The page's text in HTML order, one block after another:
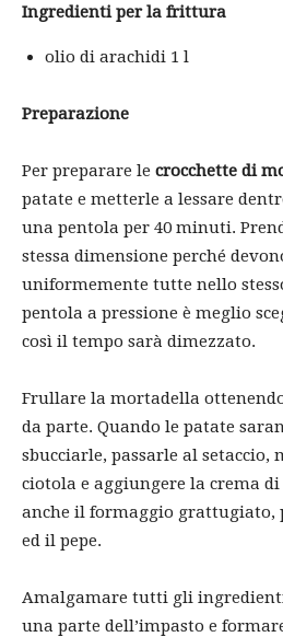
Ingredienti per la frittura
olio di arachidi 1 l
Preparazione
Per preparare le crocchette di
patate e metterle a lessare
una pentola per 40 minuti.
stessa dimensione perché
uniformemente tutte nello
pentola a pressione è meglio
così il tempo sarà dimezzato.
Frullare la mortadella
da parte. Quando le patate
sbucciarle, passarle al setaccio,
ciotola e aggiungere la crema
anche il formaggio grattugiato,
ed il pepe.
Amalgamare tutti gli
una parte dell’impasto e